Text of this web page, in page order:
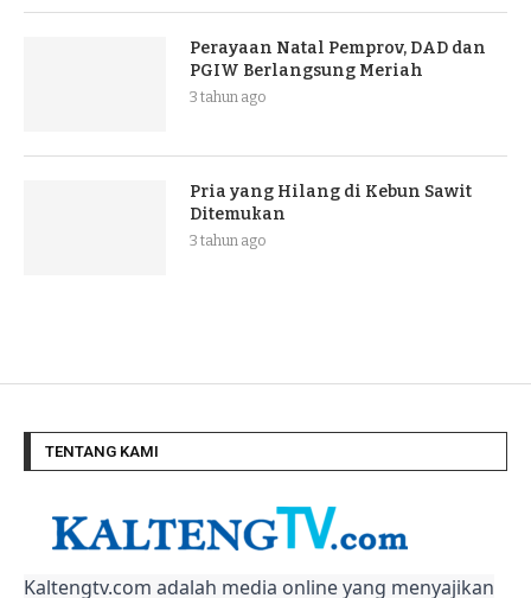
Perayaan Natal Pemprov, DAD dan
PGIW Berlangsung Meriah
3 tahun ago
Pria yang Hilang di Kebun Sawit
Ditemukan
3 tahun ago
TENTANG KAMI
Kaltengtv.com adalah media online yang menyajikan